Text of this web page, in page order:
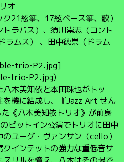
オ
21絃箏、17絃ベース箏、歌）
トラバス）、須川崇志（コント
ラムス） 、田中徳崇（ドラム
trio-P2.jpg]
trio-P2.jpg)
木美知依と本田珠也がトッ
を機に結成し、『Jazz Art せん
《八木美知依トリオ》が前身
ピットイン公演でトリオに田中
ユーグ・ヴァンサン（cello）
インテットの強力な重低音サ